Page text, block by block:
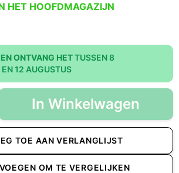
HET HOOFDMAGAZIJN
ONTVANG HETTUSSEN 8
12 AUGUSTUS
In Winkelwagen
TOE AAN VERLANGLIJST
OM TE VERGELIJKEN